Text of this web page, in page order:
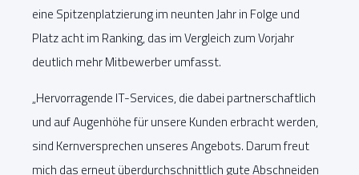
eine Spitzenplatzierung im neunten Jahr in Folge und
Platz acht im Ranking, das im Vergleich zum Vorjahr
deutlich mehr Mitbewerber umfasst.
„Hervorragende IT-Services, die dabei partnerschaftlich
und auf Augenhöhe für unsere Kunden erbracht werden,
sind Kernversprechen unseres Angebots. Darum freut
mich das erneut überdurchschnittlich gute Abschneiden